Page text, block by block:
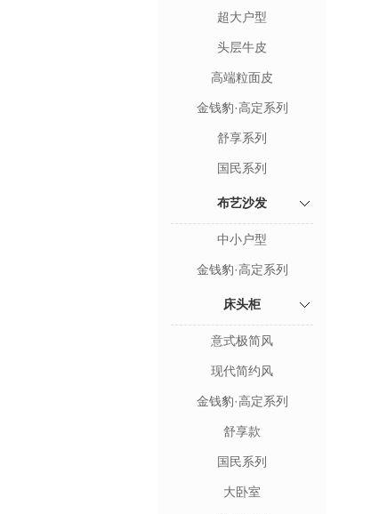
超大户型
头层牛皮
高端粒面皮
金钱豹·高定系列
舒享系列
国民系列
布艺沙发
中小户型
金钱豹·高定系列
床头柜
意式极简风
现代简约风
金钱豹·高定系列
舒享款
国民系列
大卧室